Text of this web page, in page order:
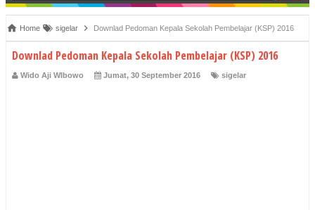
Home sigelar Downlad Pedoman Kepala Sekolah Pembelajar (KSP) 2016
Downlad Pedoman Kepala Sekolah Pembelajar (KSP) 2016
Wido Aji WIbowo Jumat, 30 September 2016 sigelar